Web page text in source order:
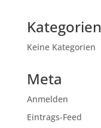
Kategorien
Keine Kategorien
Meta
Anmelden
Eintrags-Feed